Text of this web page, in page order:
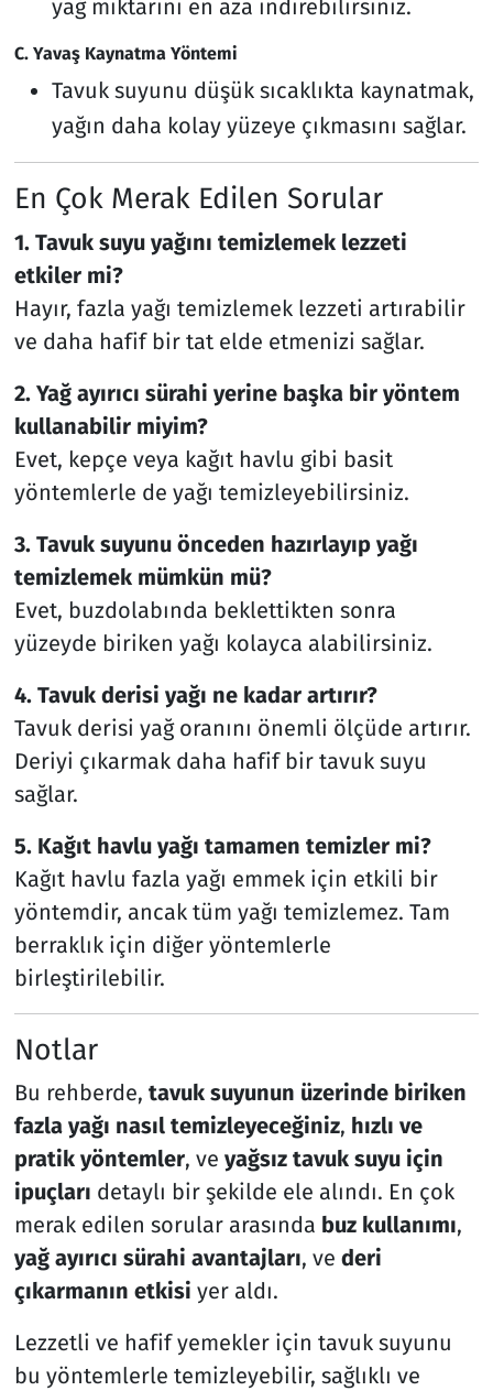
yağ miktarını en aza indirebilirsiniz.
C. Yavaş Kaynatma Yöntemi
Tavuk suyunu düşük sıcaklıkta kaynatmak,
yağın daha kolay yüzeye çıkmasını sağlar.
En Çok Merak Edilen Sorular
1. Tavuk suyu yağını temizlemek lezzeti
etkiler mi?
Hayır, fazla yağı temizlemek lezzeti artırabilir
ve daha hafif bir tat elde etmenizi sağlar.
2. Yağ ayırıcı sürahi yerine başka bir yöntem
kullanabilir miyim?
Evet, kepçe veya kağıt havlu gibi basit
yöntemlerle de yağı temizleyebilirsiniz.
3. Tavuk suyunu önceden hazırlayıp yağı
temizlemek mümkün mü?
Evet, buzdolabında beklettikten sonra
yüzeyde biriken yağı kolayca alabilirsiniz.
4. Tavuk derisi yağı ne kadar artırır?
Tavuk derisi yağ oranını önemli ölçüde artırır.
Deriyi çıkarmak daha hafif bir tavuk suyu
sağlar.
5. Kağıt havlu yağı tamamen temizler mi?
Kağıt havlu fazla yağı emmek için etkili bir
yöntemdir, ancak tüm yağı temizlemez. Tam
berraklık için diğer yöntemlerle
birleştirilebilir.
Notlar
Bu rehberde, tavuk suyunun üzerinde biriken
fazla yağı nasıl temizleyeceğiniz, hızlı ve
pratik yöntemler, ve yağsız tavuk suyu için
ipuçları detaylı bir şekilde ele alındı. En çok
merak edilen sorular arasında buz kullanımı,
yağ ayırıcı sürahi avantajları, ve deri
çıkarmanın etkisi yer aldı.
Lezzetli ve hafif yemekler için tavuk suyunu
bu yöntemlerle temizleyebilir, sağlıklı ve